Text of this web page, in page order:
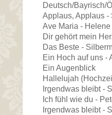
Deutsch/Bayrisch/
Applaus, Applaus -
Ave Maria -
Dir gehört mein
Das Beste -
Ein Hoch auf uns -
Ein Augenblick
Hallelujah
Irgendwas bleibt -
Ich fühl wie du -
Irgendwas bleibt -